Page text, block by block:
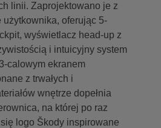
linii. Zaprojektowano je z
użytkownika, oferując 5-
wyświetlacz head-up z
i intuicyjny system
calowym ekranem
z trwałych i
wnętrze dopełnia
na której po raz
logo Škody inspirowane